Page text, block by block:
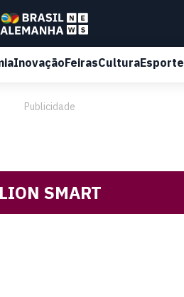
InovaçãoFeirasCulturaEsporte
Publicidade
LION SMART